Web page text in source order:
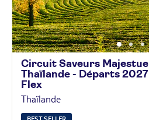
Circuit Saveurs
Thaïlande - Départs
Flex
Thaïlande